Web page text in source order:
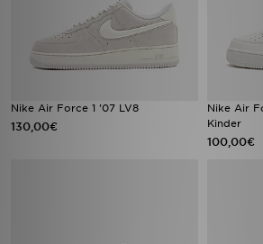
Nike Air Force 1 '07 LV8
130,00€
Nike Air
Kinder
100,00€